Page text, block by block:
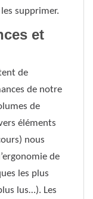
supprimer.
et
de
de notre
de
éléments
nous
de
les plus
lus…). Les